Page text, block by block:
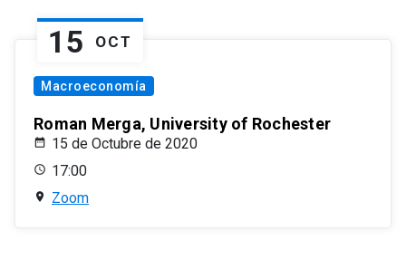
15 OCT
Macroeconomía
Roman Merga, University of Rochester
15 de Octubre de 2020
17:00
Zoom